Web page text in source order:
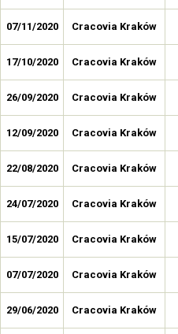
07/11/2020 Cracovia Kraków
17/10/2020 Cracovia Kraków
26/09/2020 Cracovia Kraków
12/09/2020 Cracovia Kraków
22/08/2020 Cracovia Kraków
24/07/2020 Cracovia Kraków
15/07/2020 Cracovia Kraków
07/07/2020 Cracovia Kraków
29/06/2020 Cracovia Kraków